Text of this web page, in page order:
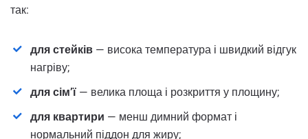
так:
для стейків — висока температура і швидкий відгук
нагріву;
для сім’ї — велика площа і розкриття у площину;
для квартири — менш димний формат і
нормальний піддон для жиру;